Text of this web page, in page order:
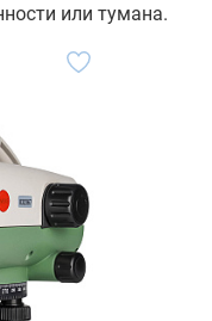
или тумана.